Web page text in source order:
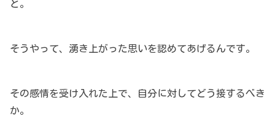
と。
そうやって、湧き上がった思いを認めてあげるんです。
その感情を受け入れた上で、自分に対してどう接するべき
か。